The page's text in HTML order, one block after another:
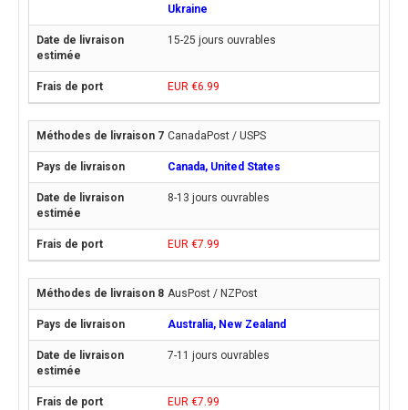
Ukraine
15-25 jours ouvrables
EUR €6.99
CanadaPost / USPS
Canada, United States
8-13 jours ouvrables
EUR €7.99
AusPost / NZPost
Australia, New Zealand
7-11 jours ouvrables
EUR €7.99